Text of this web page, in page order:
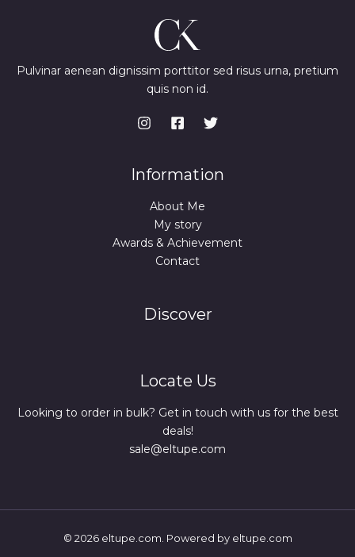
Pulvinar aenean dignissim porttitor sed risus urna, pretium
quis non id.
Information
About Me
My story
Awards & Achievement
Contact
Discover
Locate Us
Looking to order in bulk? Get in touch with us for the best
deals!
sale@eltupe.com
© 2026 eltupe.com. Powered by eltupe.com